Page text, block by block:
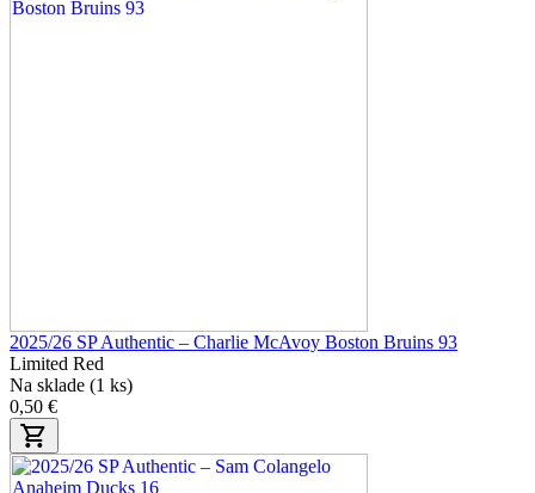
2025/26 SP Authentic – Charlie McAvoy Boston Bruins 93
Limited Red
Na sklade (1 ks)
0,50 €